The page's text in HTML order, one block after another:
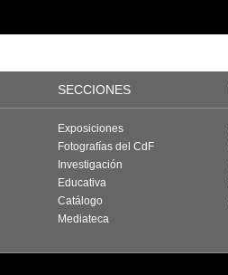
SECCIONES
Exposiciones
Fotografías del CdF
Investigación
Educativa
Catálogo
Mediateca